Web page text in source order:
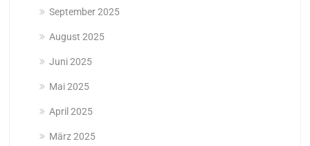
September 2025
August 2025
Juni 2025
Mai 2025
April 2025
März 2025